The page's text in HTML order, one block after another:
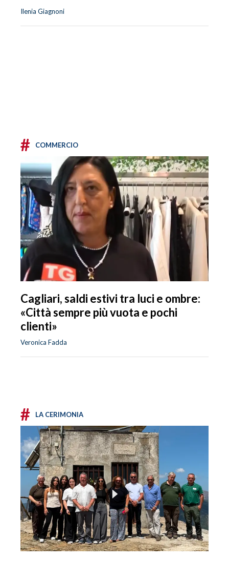
Ilenia Giagnoni
# COMMERCIO
Cagliari, saldi estivi tra luci e ombre:
«Città sempre più vuota e pochi
clienti»
Veronica Fadda
# LA CERIMONIA